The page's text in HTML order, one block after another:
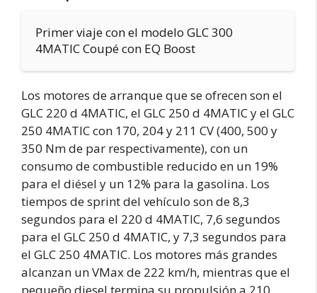
Primer viaje con el modelo GLC 300
4MATIC Coupé con EQ Boost
Los motores de arranque que se ofrecen son el
GLC 220 d 4MATIC, el GLC 250 d 4MATIC y el GLC
250 4MATIC con 170, 204 y 211 CV (400, 500 y
350 Nm de par respectivamente), con un
consumo de combustible reducido en un 19%
para el diésel y un 12% para la gasolina. Los
tiempos de sprint del vehículo son de 8,3
segundos para el 220 d 4MATIC, 7,6 segundos
para el GLC 250 d 4MATIC, y 7,3 segundos para
el GLC 250 4MATIC. Los motores más grandes
alcanzan un VMax de 222 km/h, mientras que el
pequeño diesel termina su propulsión a 210